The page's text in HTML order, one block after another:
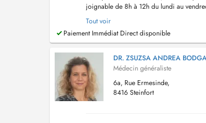
joignable de 8h à 12h du lundi au
de passer par l'e-mail suivant :
Tout voir
Paiement Immédiat Direct disponible
DR. ZSUZSA ANDREA
Médecin généraliste
6a, Rue Ermesinde,
8416 Steinfort